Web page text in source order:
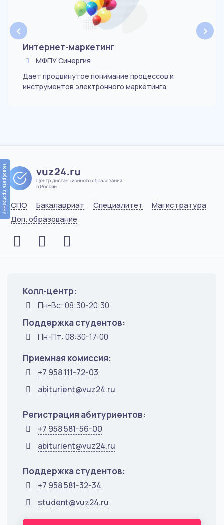
‹
Интернет-маркетинг
МФПУ Синергия
Дает продвинутое понимание процессов и
инструментов электронного маркетинга.
›
СПО Бакалавриат Специалитет
Магистратура
Доп. образование
Колл-центр:
Пн-Вс: 08:30-20:30
Поддержка студентов:
Пн-Пт: 08:30-17:00
Приемная комиссия:
+7 958 111-72-03
abiturient@vuz24.ru
Регистрация абитуриентов:
+7 958 581-56-00
abiturient@vuz24.ru
Поддержка студентов:
+7 958 581-32-34
student@vuz24.ru
Подобрать программу